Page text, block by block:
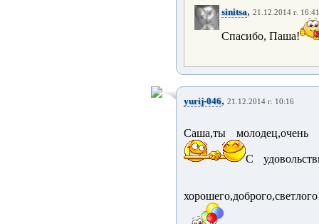
sinitsa, 21.12.2014 г. 16:41
Спасибо, Паша!
yurij-046, 21.12.2014 г. 10:16
Саша,ты
С